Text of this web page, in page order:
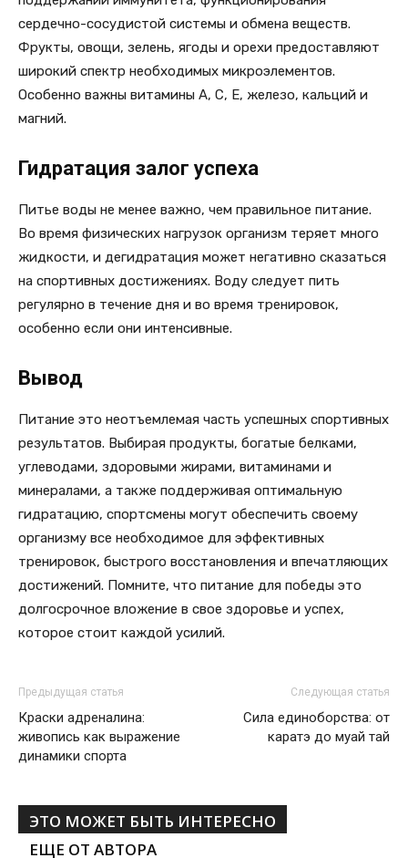
сердечно-сосудистой системы и обмена веществ.
Фрукты, овощи, зелень, ягоды и орехи предоставляют
широкий спектр необходимых микроэлементов.
Особенно важны витамины А, С, Е, железо, кальций и
магний.
Гидратация залог успеха
Питье воды не менее важно, чем правильное питание.
Во время физических нагрузок организм теряет много
жидкости, и дегидратация может негативно сказаться
на спортивных достижениях. Воду следует пить
регулярно в течение дня и во время тренировок,
особенно если они интенсивные.
Вывод
Питание это неотъемлемая часть успешных спортивных
результатов. Выбирая продукты, богатые белками,
углеводами, здоровыми жирами, витаминами и
минералами, а также поддерживая оптимальную
гидратацию, спортсмены могут обеспечить своему
организму все необходимое для эффективных
тренировок, быстрого восстановления и впечатляющих
достижений. Помните, что питание для победы это
долгосрочное вложение в свое здоровье и успех,
которое стоит каждой усилий.
Предыдущая статья
Краски адреналина:
живопись как выражение
динамики спорта
Следующая статья
Сила единоборства: от
каратэ до муай тай
ЭТО МОЖЕТ БЫТЬ ИНТЕРЕСНО
ЕЩЕ ОТ АВТОРА